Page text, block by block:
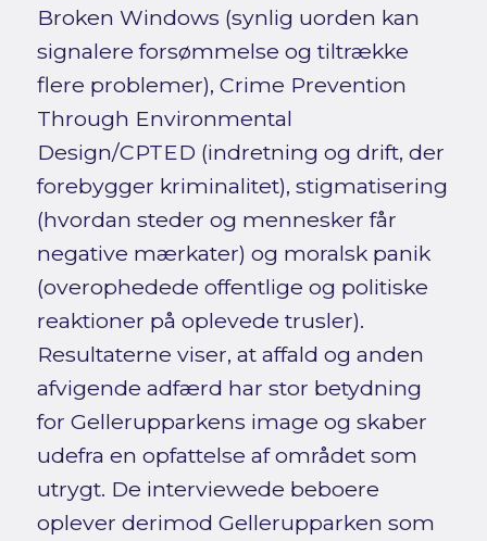
Broken Windows (synlig uorden kan
signalere forsømmelse og tiltrække
flere problemer), Crime Prevention
Through Environmental
Design/CPTED (indretning og drift, der
forebygger kriminalitet), stigmatisering
(hvordan steder og mennesker får
negative mærkater) og moralsk panik
(overophedede offentlige og politiske
reaktioner på oplevede trusler).
Resultaterne viser, at affald og anden
afvigende adfærd har stor betydning
for Gellerupparkens image og skaber
udefra en opfattelse af området som
utrygt. De interviewede beboere
oplever derimod Gellerupparken som